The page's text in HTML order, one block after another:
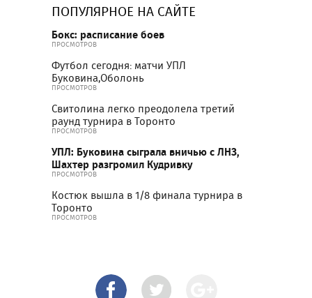
ПОПУЛЯРНОЕ НА САЙТЕ
Бокс: расписание боев
ПРОСМОТРОВ
Футбол сегодня: матчи УПЛ
Буковина,Оболонь
ПРОСМОТРОВ
Свитолина легко преодолела третий
раунд турнира в Торонто
ПРОСМОТРОВ
УПЛ: Буковина сыграла вничью с ЛНЗ,
Шахтер разгромил Кудривку
ПРОСМОТРОВ
Костюк вышла в 1/8 финала турнира в
Торонто
ПРОСМОТРОВ